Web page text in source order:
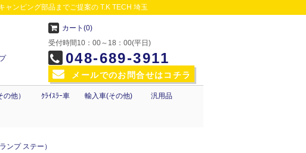
ンピング部品までご提案の T.K TECH 埼玉
カート(0)
受付時間10：00～18：00(平日)
048-689-3911
メールでのお問合せはコチラ
の他） ｸﾗｲｽﾗｰ車 輸入車(その他) 汎用品
プ ステー）